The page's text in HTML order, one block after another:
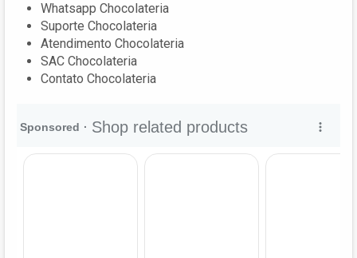
Whatsapp Chocolateria
Suporte Chocolateria
Atendimento Chocolateria
SAC Chocolateria
Contato Chocolateria